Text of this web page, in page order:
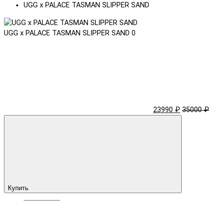
UGG x PALACE TASMAN SLIPPER SAND
UGG x PALACE TASMAN SLIPPER SAND 0
23990 ₽ 35000 ₽
Купить